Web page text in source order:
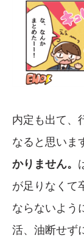
内定も出て、
なると思いま
かりません。
が足りなくて
ならないよう
活、油断せず